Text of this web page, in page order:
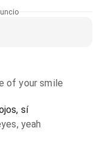
of your smile
sí
yeah